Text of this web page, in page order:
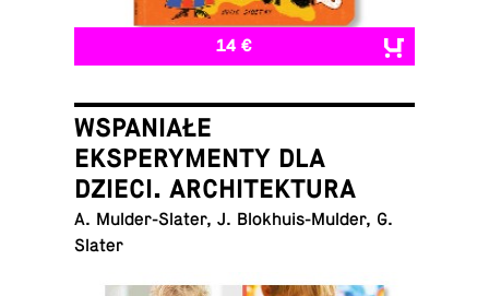
14 €
WSPANIAŁE
EKSPERYMENTY DLA
DZIECI. ARCHITEKTURA
A. Mul­der-Slater, J. Blokhuis-Mul­der, G.
Slater